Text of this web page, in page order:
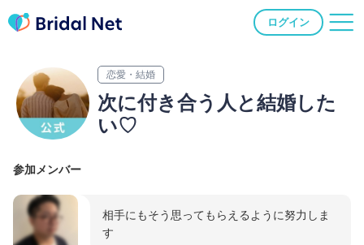
ログイン
恋愛・結婚
次に付き合う人と結婚した
い♡
参加メンバー
相手にもそう思ってもらえるように努力しま
す